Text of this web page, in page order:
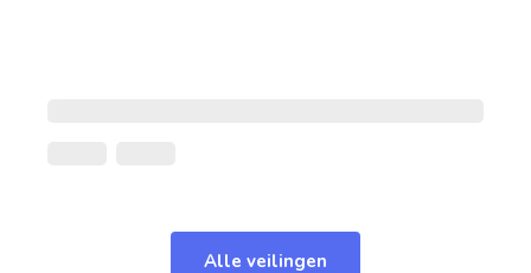
Alle veilingen